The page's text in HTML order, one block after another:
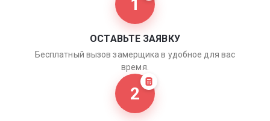
1
ОСТАВЬТЕ ЗАЯВКУ
Бесплатный вызов замерщика в удобное для вас
время.
2